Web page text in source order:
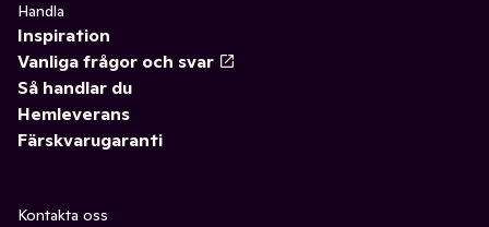
Handla
Inspiration
Vanliga frågor och svar
Så handlar du
Hemleverans
Färskvarugaranti
Kontakta oss